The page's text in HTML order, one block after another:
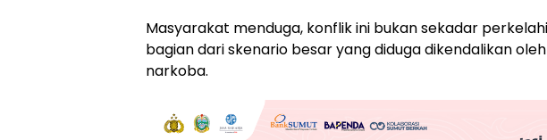
Masyarakat menduga, konflik ini bukan sekadar
bagian dari skenario besar yang diduga dikendalikan
narkoba.